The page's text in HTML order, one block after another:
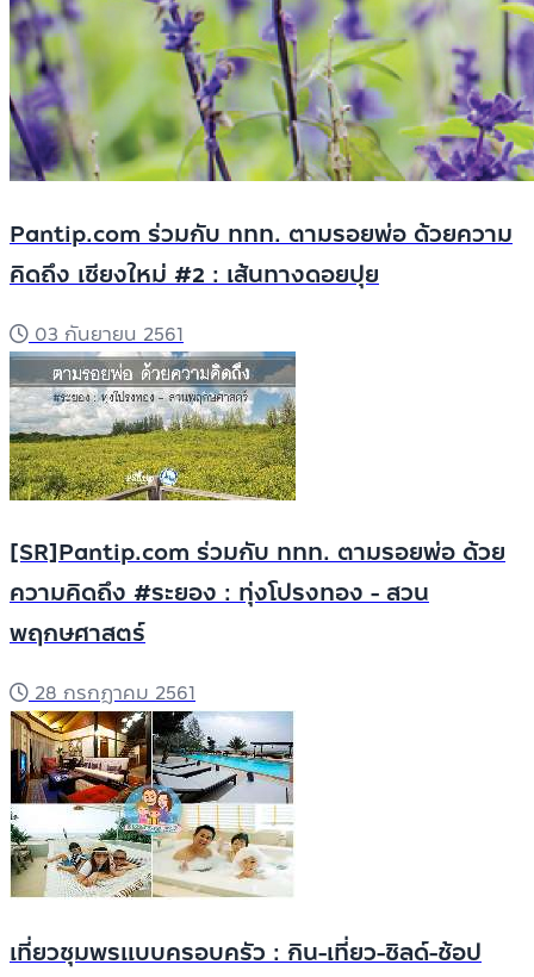
Pantip.com ร่วมกับ ททท. ตามรอยพ่อ ด้วยความ
คิดถึง เชียงใหม่ #2 : เส้นทางดอยปุย
03 กันยายน 2561
[SR]Pantip.com ร่วมกับ ททท. ตามรอยพ่อ ด้วย
ความคิดถึง #ระยอง : ทุ่งโปรงทอง - สวน
พฤกษศาสตร์
28 กรกฎาคม 2561
เที่ยวชุมพรแบบครอบครัว : กิน-เที่ยว-ชิลด์-ช้อป